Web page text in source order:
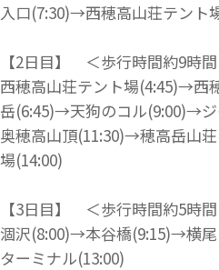
入口(7:30)→西穂高山荘テント
【2日目】 ＜歩行時間約9時
西穂高山荘テント場(4:45)→西
岳(6:45)→天狗のコル(9:00)→
奥穂高山頂(11:30)→穂高岳山
場(14:00)
【3日目】 ＜歩行時間約5時
涸沢(8:00)→本谷橋(9:15)→横
ターミナル(13:00)